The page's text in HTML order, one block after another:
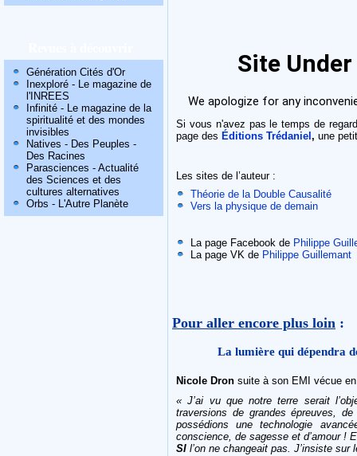
Génération Cités d'Or
Inexploré - Le magazine de
l'INREES
Infinité - Le magazine de la
spiritualité et des mondes
invisibles
Natives - Des Peuples -
Des Racines
Parasciences - Actualité
des Sciences et des
cultures alternatives
Orbs - L'Autre Planète
Si vous n'avez pas le temps de
page des Éditions Trédaniel , une
Les sites de l’auteur :
Théorie de la Double Causalité
Vers la physique de demain
La page Facebook de Philippe
La page VK de Philippe Guillemant
Pour aller encore plus loin :
La lumière qui dépendra
Nicole Dron suite à son EMI vécue
« J’ai vu que notre terre serait
traversions de grandesépreuves, de
possédions une technologie
conscience, de sagesse etd’amour!
SI l’on ne changeait pas. J’insiste